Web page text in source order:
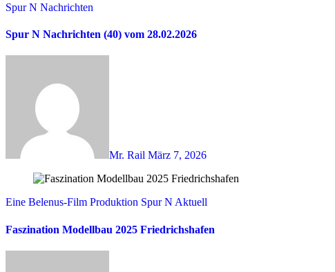
Spur N Nachrichten
Spur N Nachrichten (40) vom 28.02.2026
Mr. Rail März 7, 2026
Eine Belenus-Film Produktion Spur N Aktuell
Faszination Modellbau 2025 Friedrichshafen